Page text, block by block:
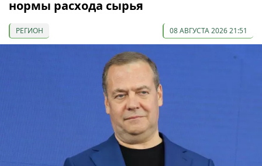
нормы расхода сырья
РЕГИОН 08 АВГУСТА 2026 21:51